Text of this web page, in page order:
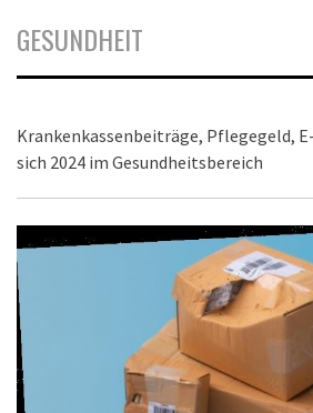
GESUNDHEIT
Krankenkassenbeiträge, Pflegegeld,
sich 2024 im Gesundheitsbereich